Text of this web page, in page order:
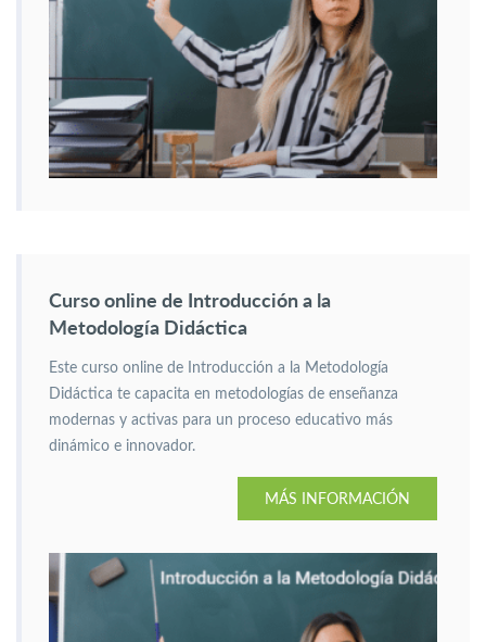
Curso online de Introducción a la
Metodología Didáctica
Este curso online de Introducción a la Metodología
Didáctica te capacita en metodologías de enseñanza
modernas y activas para un proceso educativo más
dinámico e innovador.
MÁS INFORMACIÓN